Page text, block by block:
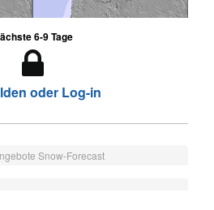
6-9 Tage
oder Log-in
Snow-Forecast